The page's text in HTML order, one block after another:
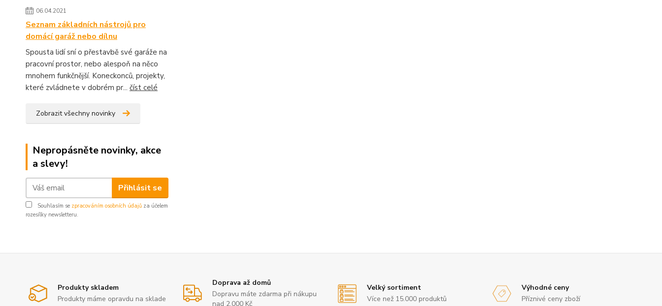
06.04.2021
Seznam základních nástrojů pro
domácí garáž nebo dílnu
Spousta lidí sní o přestavbě své garáže na
pracovní prostor, nebo alespoň na něco
mnohem funkčnější. Koneckonců, projekty,
které zvládnete v dobrém pr... číst celé
Zobrazit všechny novinky
Nepropásněte novinky, akce
a slevy!
Přihlásit se
Souhlasím se zpracováním osobních údajů za účelem
rozesílky newsletteru.
Produkty skladem
Produkty máme opravdu na sklade
Doprava až domů
Dopravu máte zdarma při nákupu
nad 2.000 Kč
Velký sortiment
Více než 15.000 produktů
Výhodné ceny
Příznivé ceny zboží